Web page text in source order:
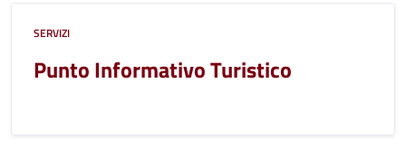
SERVIZI
Punto Informativo Turistico